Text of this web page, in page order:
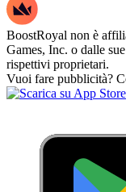
BoostRoyal non è
Games, Inc. o dalle
rispettivi proprietari.
Vuoi fare pubblicità?